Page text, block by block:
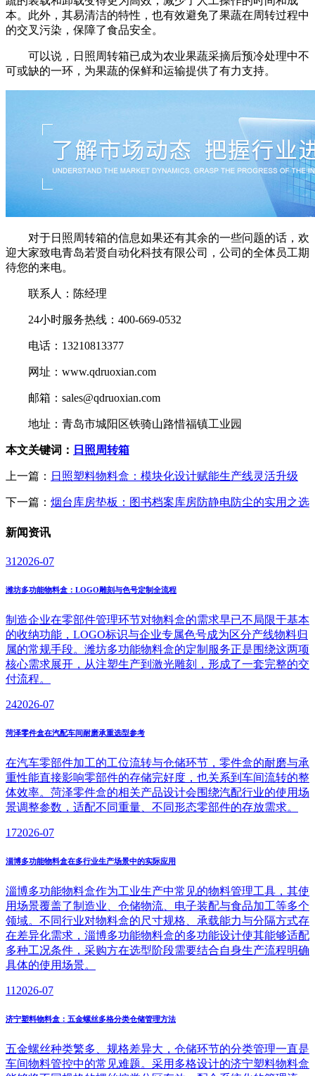
本。此外，其易清洁的特性，也有效避免了果蔬在周转过程中
的交叉污染，保障了食品安全。
可以说，日照周转箱已成为农业果蔬采摘后预冷处理中不
可或缺的一环，为果蔬的保鲜和运输提供了有力支持。
对于日照周转箱的信息如果还有其余的一些问题的话，欢
迎大家致电青岛若贤自动化科技有限公司，公司的全体员工期
待您的来电。
联系人：陈经理
24小时服务热线：400-669-0532
电话：13210813377
网址：www.qdruoxian.com
邮箱：sales@qdruoxian.com
地址：青岛市城阳区铁骑山路惜福镇工业园
本文关键词： 日照周转箱
上一篇： 日照塑料物料盒：模块化设计赋能生产线灵活升级
下一篇： 烟台库房垫板：图书档案库房防静电防尘的实用之选
新闻资讯
31 2026-07
潍坊多功能物料盒：LOGO雕刻与色号定制全流程
制造企业在零部件管理环节对物料盒的需求早已不局限于基本
的收纳功能，LOGO标识与企业专属色号成为区分产线物料归
属的常规手段。潍坊多功能物料盒的定制服务正是围绕这两项
核心需求展开，从注塑生产到激光雕刻，形成了一套完整的交
付流程。
242026-07
菏泽零件盒在汽配车间耐磨承重选型参考
在汽车零部件加工的工位流转与仓储环节，零件盒的耐磨与承
重性能直接影响零部件的存储完好度，也关系到车间流转的整
体效率。菏泽零件盒的相关产品设计会围绕汽配行业的使用场
景调整参数，适配不同重量、不同形态零部件的存放需求。
172026-07
淄博多功能物料盒在多行业生产场景中的实际应用
淄博多功能物料盒作为工业生产中常见的物料管理工具，其使
用场景覆盖了制造业、仓储物流、电子装配与食品加工等多个
领域。不同行业对物料盒的尺寸规格、承载能力与分隔方式存
在差异化需求，淄博多功能物料盒的多功能设计使其能够适配
多种工况条件，采购方在选型阶段需要结合自身生产流程明确
具体的使用场景。
11 2026-07
济宁塑料物料盒：五金螺丝多格分类仓储管理方法
五金螺丝种类繁多、规格差异大，仓储环节的分类管理一直是
车间物料管控中的常见难题。采用多格设计的济宁塑料物料盒